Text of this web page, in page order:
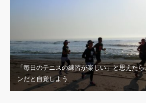
「毎日のテニスの練習が楽しい」と思えた
ンだと自覚しよう